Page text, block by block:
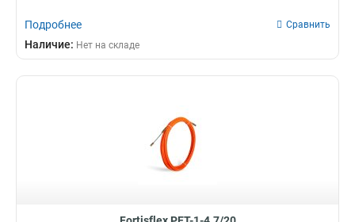
Подробнее Сравнить
Наличие: Нет на складе